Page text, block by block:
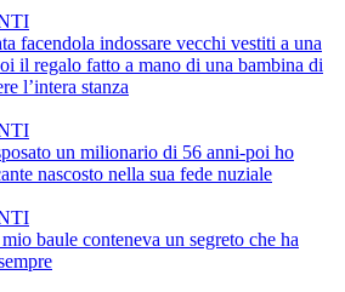
facendola indossare vecchi vestiti a una
il regalo fatto a mano di una bambina di
l’intera stanza
un milionario di 56 anni-poi ho
nascosto nella sua fede nuziale
baule conteneva un segreto che ha